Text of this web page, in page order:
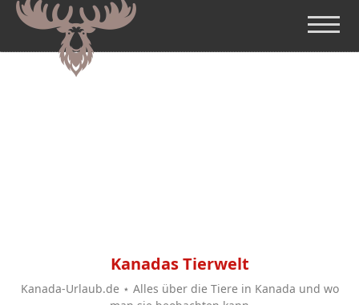
Kanadas Tierwelt
Kanada-Urlaub.de ⋆ Alles über die Tiere in Kanada und wo